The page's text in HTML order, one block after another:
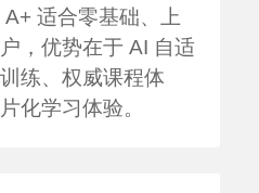
适合零基础、上
，优势在于 AI 自适
练、权威课程体
化学习体验。